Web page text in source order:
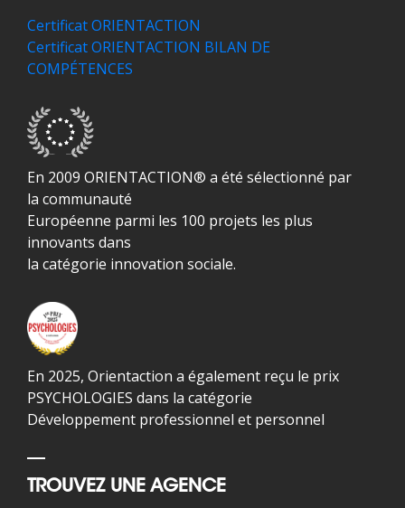
Certificat ORIENTACTION
Certificat ORIENTACTION BILAN DE
COMPÉTENCES
En 2009 ORIENTACTION® a été sélectionné par
la communauté
Européenne parmi les 100 projets les plus
innovants dans
la catégorie innovation sociale.
En 2025, Orientaction a également reçu le prix
PSYCHOLOGIES dans la catégorie
Développement professionnel et personnel
TROUVEZ UNE AGENCE